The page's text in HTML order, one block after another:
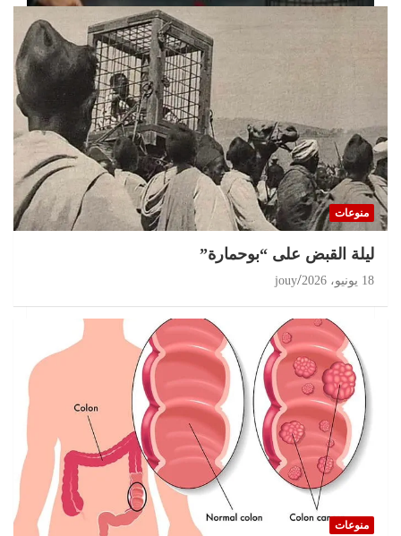
تحقيقات
مغرب 2026 انتخابات على حافة الثقة المفقودة و
البرلمان في قفص الإتهام
jouy
منوعات
ليلة القبض على “بوحمارة”
18 يونيو، 2026 jouy
منوعات